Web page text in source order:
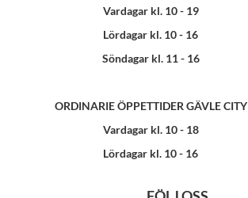
Vardagar kl. 10 - 19
Lördagar kl. 10 - 16
Söndagar kl. 11 - 16
ORDINARIE ÖPPETTIDER GÄVLE CITY
Vardagar kl. 10 - 18
Lördagar kl. 10 - 16